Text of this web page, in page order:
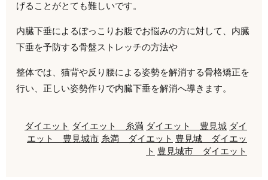
げることがとても難しいです。
内臓下垂によるぽっこりお腹でお悩みの方に対して、内臓
下垂を予防する骨盤ストレッチの方法や
整体では、猫背や反り腰による姿勢を解消する骨格矯正を
行い、正しい姿勢作りで内臓下垂を解消へ導きます。
ダイエット ダイエット 糸満 ダイエット 豊見城 ダイ
エット 豊見城市 糸満 ダイエット 豊見城 ダイエッ
ト 豊見城市 ダイエット